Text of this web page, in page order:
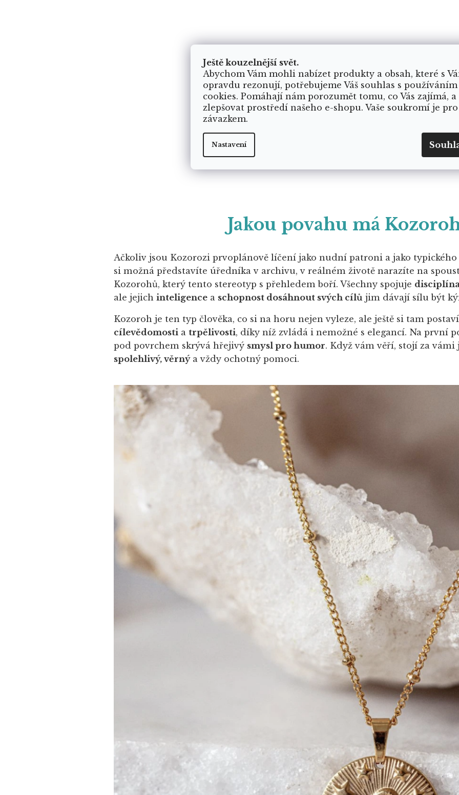
Ještě kouzelnější svět.
Abychom Vám mohli nabízet produkty a obsah, které s
opravdu rezonují, potřebujeme Váš souhlas s používáním
cookies. Pomáhají nám porozumět tomu, co Vás zajímá, a
zlepšovat prostředí našeho e-shopu. Vaše soukromí je
závazkem.
Nastavení
Jakou povahu má
Ačkoliv jsou Kozorozi prvoplánově líčení jako nudní patroni a jako
si možná představíte úředníka v archivu, v reálném životě narazíte na
Kozorohů, který tento stereotyp s přehledem boří. Všechny spojuje
ale jejich inteligencea schopnost dosáhnout svých cílůjim dávají sílu být
Kozoroh je ten typ člověka, co si na horu nejen vyleze, ale ještě si tam
cílevědomostia trpělivosti, díky níž zvládá i nemožné s elegancí. Na první
pod povrchem skrývá hřejivý smysl pro humor. Když vám věří, stojí za vámi
spolehlivý, věrnýa vždy ochotný pomoci.